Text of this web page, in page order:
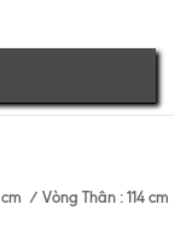
/ Vòng Thân : 114 cm